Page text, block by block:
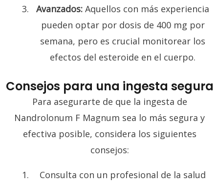
Avanzados: Aquellos con más experiencia
pueden optar por dosis de 400 mg por
semana, pero es crucial monitorear los
efectos del esteroide en el cuerpo.
Consejos para una ingesta segura
Para asegurarte de que la ingesta de
Nandrolonum F Magnum sea lo más segura y
efectiva posible, considera los siguientes
consejos:
Consulta con un profesional de la salud